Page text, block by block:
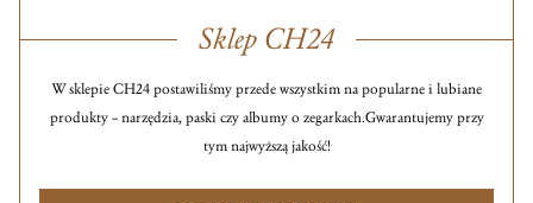
Sklep CH24
W sklepie CH24 postawiliśmy przede wszystkim na popularne i lubiane
produkty – narzędzia, paski czy albumy o zegarkach.Gwarantujemy przy
tym najwyższą jakość!